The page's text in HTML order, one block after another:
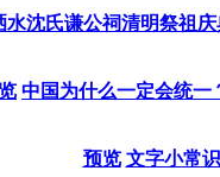
水沈氏谦公祠清明祭祖
中国为什么一定会统一
预览 文字小常